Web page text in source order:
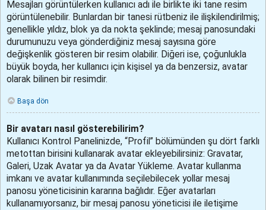
Mesajları görüntülerken kullanıcı adı ile birlikte iki tane resim
görüntülenebilir. Bunlardan bir tanesi rütbeniz ile ilişkilendirilmiş;
genellikle yıldız, blok ya da nokta şeklinde; mesaj panosundaki
durumunuzu veya gönderdiğiniz mesaj sayısına göre
değişkenlik gösteren bir resim olabilir. Diğeri ise, çoğunlukla
büyük boyda, her kullanıcı için kişisel ya da benzersiz, avatar
olarak bilinen bir resimdir.
Başa dön
Bir avatarı nasıl gösterebilirim?
Kullanıcı Kontrol Panelinizde, “Profil” bölümünden şu dört farklı
metottan birisini kullanarak avatar ekleyebilirsiniz: Gravatar,
Galeri, Uzak Avatar ya da Avatar Yükleme. Avatar kullanma
imkanı ve avatar kullanımında seçilebilecek yollar mesaj
panosu yöneticisinin kararına bağlıdır. Eğer avatarları
kullanamıyorsanız, bir mesaj panosu yöneticisi ile iletişime